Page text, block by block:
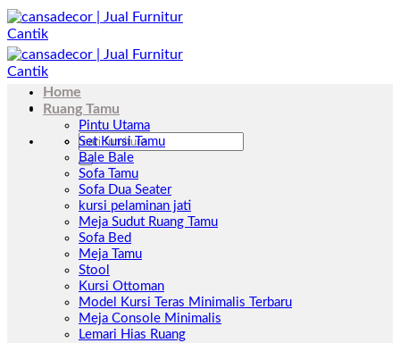
Skip
to
content
Pencarian
untuk:
Home
Ruang Tamu
Pintu Utama
Set Kursi Tamu
Bale Bale
Sofa Tamu
Sofa Dua Seater
kursi pelaminan jati
Meja Sudut Ruang Tamu
Sofa Bed
Meja Tamu
Stool
Kursi Ottoman
Model Kursi Teras Minimalis Terbaru
Meja Console Minimalis
Lemari Hias Ruang